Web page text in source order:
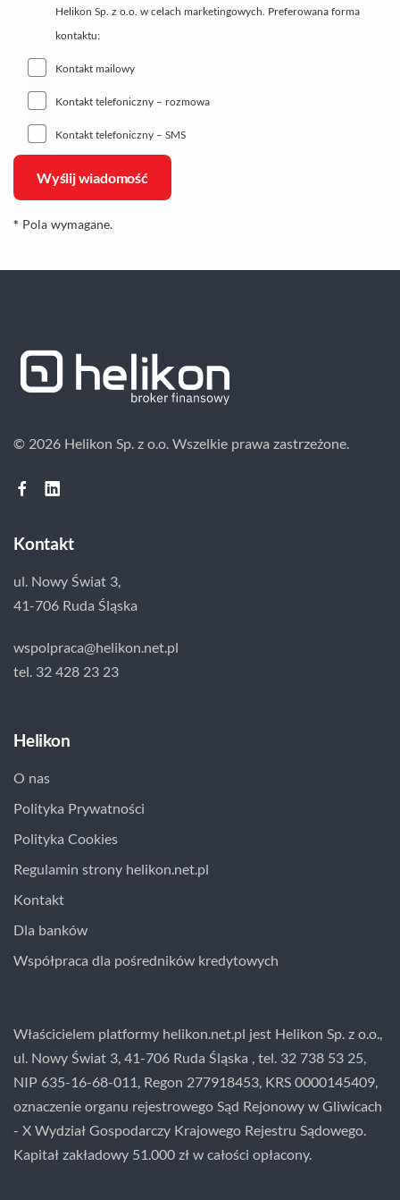
Helikon Sp. z o.o. w celach marketingowych. Preferowana forma
kontaktu:
Kontakt mailowy
Kontakt telefoniczny – rozmowa
Kontakt telefoniczny – SMS
* Pola wymagane.
© 2026 Helikon Sp. z o.o. Wszelkie prawa zastrzeżone.
Kontakt
ul. Nowy Świat 3,
41-706 Ruda Śląska
wspolpraca@helikon.net.pl
tel. 32 428 23 23
Helikon
O nas
Polityka Prywatności
Polityka Cookies
Regulamin strony helikon.net.pl
Kontakt
Dla banków
Współpraca dla pośredników kredytowych
Właścicielem platformy helikon.net.pl jest Helikon Sp. z o.o.,
ul. Nowy Świat 3, 41-706 Ruda Śląska , tel. 32 738 53 25,
NIP 635-16-68-011, Regon 277918453, KRS 0000145409,
oznaczenie organu rejestrowego Sąd Rejonowy w Gliwicach
- X Wydział Gospodarczy Krajowego Rejestru Sądowego.
Kapitał zakładowy 51.000 zł w całości opłacony.